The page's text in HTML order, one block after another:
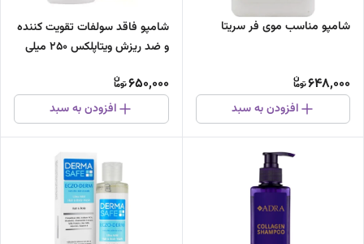
شامپو مناسب موی فر سریتا
648,000
افزودن به سبد
شامپو فاقد سولفات تقویت کننده
و ضد ریزش ویتاپلکس 250 میلی
650,000
افزودن به سبد